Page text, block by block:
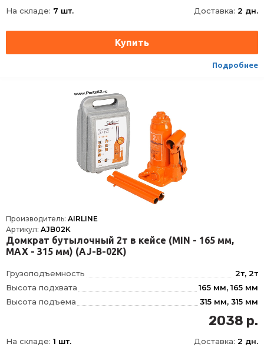
На складе: 7 шт. Доставка: 2 дн.
Подробнее
Производитель: AIRLINE
Артикул: AJB02K
Домкрат бутылочный 2т в кейсе (MIN - 165 мм,
MAX - 315 мм) (AJ-B-02K)
Грузоподъемность
2т, 2т
Высота подхвата
165 мм, 165 мм
Высота подъема
315 мм, 315 мм
90 мм, 90 мм
60 мм, 60 мм
Вес домкрата брутто
2, 7 кг, 2
2038 р.
На складе: 1 шт. Доставка: 2 дн.